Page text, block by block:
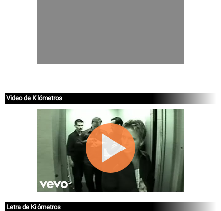
Video de Kilómetros
Letra de Kilómetros